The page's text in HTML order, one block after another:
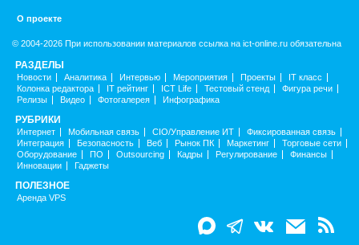
О проекте
© 2004-2026 При использовании материалов ссылка на ict-online.ru обязательна
РАЗДЕЛЫ
Новости Аналитика Интервью Мероприятия Проекты
IT класс
Колонка редактора
IT рейтинг ICT Life Тестовый стенд
Фигура речи
Релизы
Видео Фотогалерея Инфографика
РУБРИКИ
Интернет Мобильная связь CIO/Управление ИТ
Фиксированная связь
Интеграция
Безопасность Веб Рынок ПК Маркетинг
Торговые сети
Оборудование
ПО Outsourcing Кадры Регулирование
Финансы
Инновации
Гаджеты
ПОЛЕЗНОЕ
Аренда VPS